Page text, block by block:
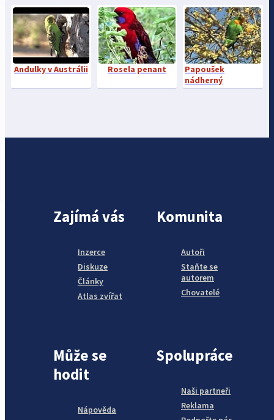
Andulky v Austrálii Rosela penant
Papoušek
nádherný
Zajímá vás
Inzerce
Diskuze
Články
Atlas zvířat
Komunita
Autoři
Staňte se
autorem
Chovatelé
Může se
hodit
Nápověda
Spolupráce
Naši partneři
Reklama